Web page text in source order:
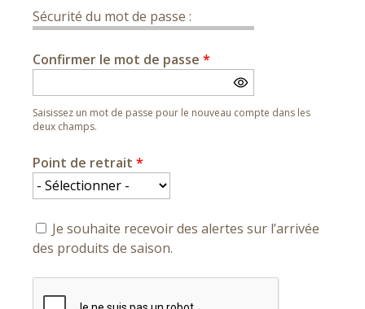
Sécurité du mot de passe :
Confirmer le mot de passe *
Saisissez un mot de passe pour le nouveau compte dans les
deux champs.
Point de retrait *
Je souhaite recevoir des alertes sur l’arrivée
des produits de saison.